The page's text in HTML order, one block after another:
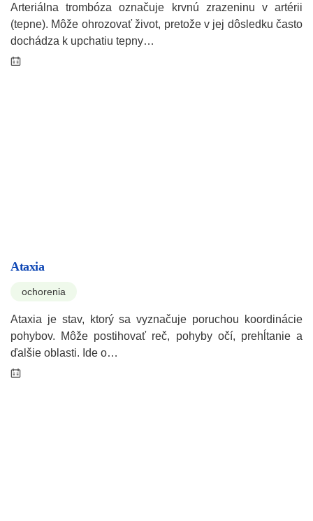
Arteriálna trombóza označuje krvnú zrazeninu v artérii
(tepne). Môže ohrozovať život, pretože v jej dôsledku často
dochádza k upchatiu tepny…
Ataxia
ochorenia
Ataxia je stav, ktorý sa vyznačuje poruchou koordinácie
pohybov. Môže postihovať reč, pohyby očí, prehĺtanie a
ďalšie oblasti. Ide o…